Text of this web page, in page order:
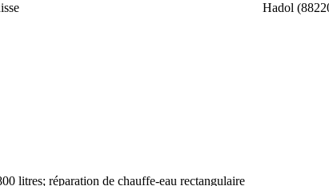
Hadol
litres; réparation de chauffe-eau rectangulaire